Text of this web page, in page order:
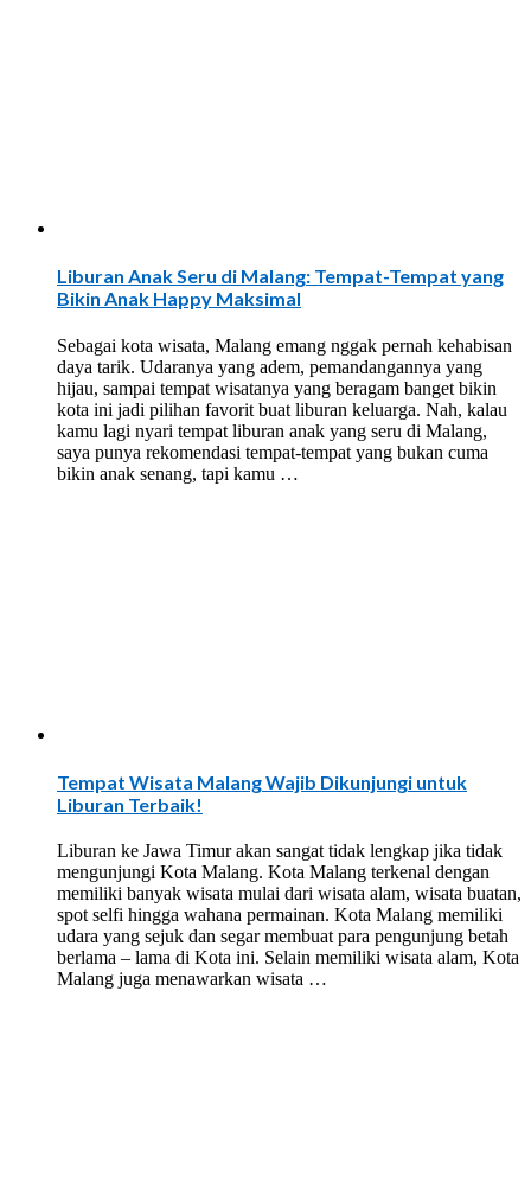
Liburan Anak Seru di Malang: Tempat-Tempat yang
Bikin Anak Happy Maksimal
Sebagai kota wisata, Malang emang nggak pernah kehabisan
daya tarik. Udaranya yang adem, pemandangannya yang
hijau, sampai tempat wisatanya yang beragam banget bikin
kota ini jadi pilihan favorit buat liburan keluarga. Nah, kalau
kamu lagi nyari tempat liburan anak yang seru di Malang,
saya punya rekomendasi tempat-tempat yang bukan cuma
bikin anak senang, tapi kamu …
Tempat Wisata Malang Wajib Dikunjungi untuk
Liburan Terbaik!
Liburan ke Jawa Timur akan sangat tidak lengkap jika tidak
mengunjungi Kota Malang. Kota Malang terkenal dengan
memiliki banyak wisata mulai dari wisata alam, wisata buatan,
spot selfi hingga wahana permainan. Kota Malang memiliki
udara yang sejuk dan segar membuat para pengunjung betah
berlama – lama di Kota ini. Selain memiliki wisata alam, Kota
Malang juga menawarkan wisata …